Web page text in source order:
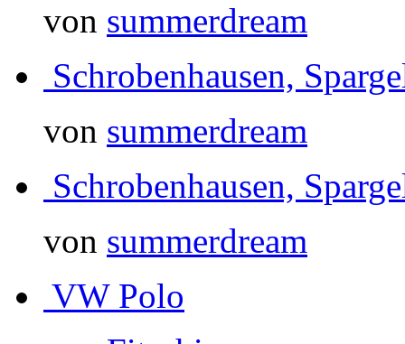
von summerdream
Schrobenhausen,
von summerdream
Schrobenhausen,
von summerdream
VW Polo